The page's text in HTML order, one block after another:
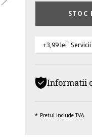
STOC
+3,99 lei
Informatii
Pretul include TVA.